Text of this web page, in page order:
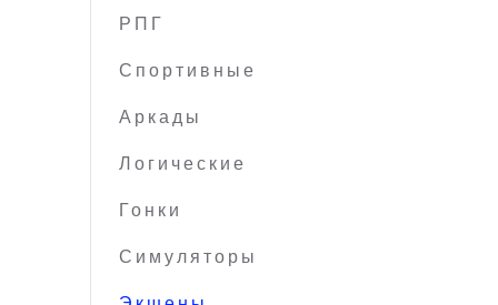
РПГ
Спортивные
Аркады
Логические
Гонки
Симуляторы